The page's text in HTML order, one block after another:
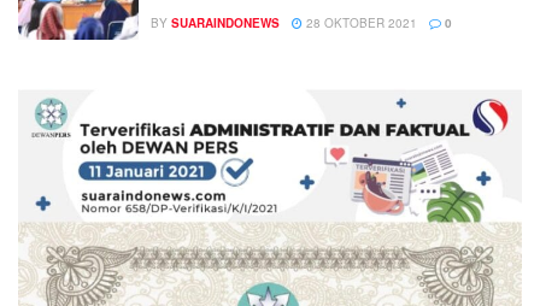
BY SUARAINDONEWS 28 OKTOBER 2021 0